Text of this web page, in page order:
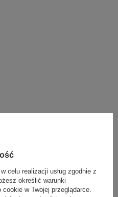
celu realizacji usług zgodnie z
określić warunki
w Twojej przeglądarce.